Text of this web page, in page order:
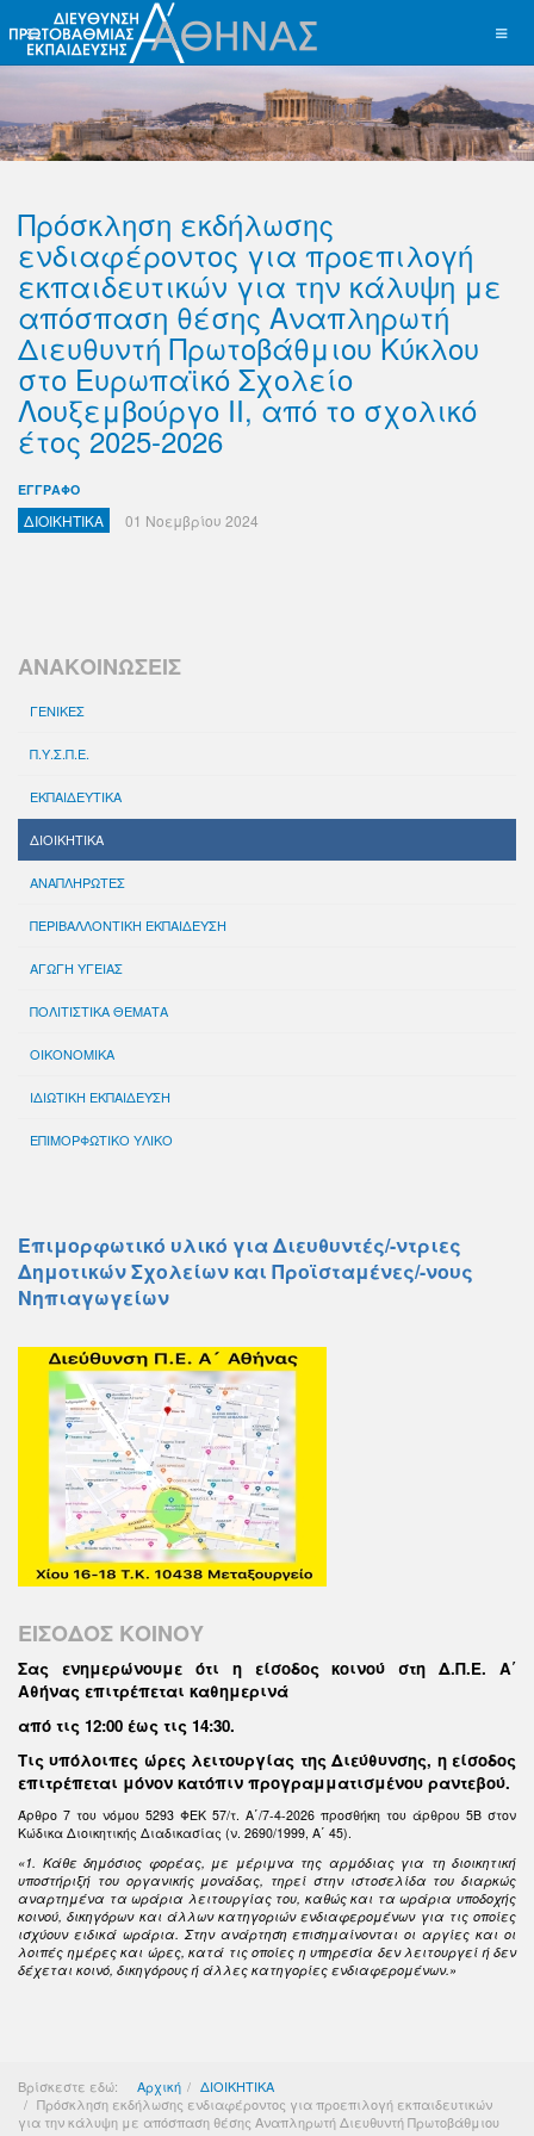
Πρόσκληση εκδήλωσης
ενδιαφέροντος για προεπιλογή
εκπαιδευτικών για την κάλυψη με
απόσπαση θέσης Αναπληρωτή
Διευθυντή Πρωτοβάθμιου Κύκλου
στο Ευρωπαϊκό Σχολείο
Λουξεμβούργο ΙΙ, από το σχολικό
έτος 2025-2026
ΕΓΓΡΑΦΟ
ΔΙΟΙΚΗΤΙΚΑ 01 Νοεμβρίου 2024
ΑΝΑΚΟΙΝΩΣΕΙΣ
ΓΕΝΙΚΕΣ
Π.Υ.Σ.Π.Ε.
ΕΚΠΑΙΔΕΥΤΙΚΑ
ΔΙΟΙΚΗΤΙΚΑ
ΑΝΑΠΛΗΡΩΤΕΣ
ΠΕΡΙΒΑΛΛΟΝΤΙΚΗ ΕΚΠΑΙΔΕΥΣΗ
ΑΓΩΓΗ ΥΓΕΙΑΣ
ΠΟΛΙΤΙΣΤΙΚΑ ΘΕΜΑΤΑ
ΟΙΚΟΝΟΜΙΚΑ
ΙΔΙΩΤΙΚΗ ΕΚΠΑΙΔΕΥΣΗ
ΕΠΙΜΟΡΦΩΤΙΚΟ ΥΛΙΚΟ
Επιμορφωτικό υλικό για Διευθυντές/-ντριες
Δημοτικών Σχολείων και Προϊσταμένες/-νους
Νηπιαγωγείων
ΕΙΣΟΔΟΣ ΚΟΙΝΟΥ
Σας ενημερώνουμε ότι η είσοδος κοινού στη Δ.Π.Ε. Α΄
Αθήνας επιτρέπεται καθημερινά
από τις 12:00 έως τις 14:30.
Τις υπόλοιπες ώρες λειτουργίας της Διεύθυνσης, η είσοδος
επιτρέπεται μόνον κατόπιν προγραμματισμένου ραντεβού.
Άρθρο 7 του νόμου 5293 ΦΕΚ 57/τ. Α΄/7-4-2026 προσθήκη του άρθρου 5Β στον
Κώδικα Διοικητικής Διαδικασίας (ν. 2690/1999, Α΄ 45).
«1. Κάθε δημόσιος φορέας, με μέριμνα της αρμόδιας για τη διοικητική
υποστήριξή του οργανικής μονάδας, τηρεί στην ιστοσελίδα του διαρκώς
αναρτημένα τα ωράρια λειτουργίας του, καθώς και τα ωράρια υποδοχής
κοινού, δικηγόρων και άλλων κατηγοριών ενδιαφερομένων για τις οποίες
ισχύουν ειδικά ωράρια. Στην ανάρτηση επισημαίνονται οι αργίες και οι
λοιπές ημέρες και ώρες, κατά τις οποίες η υπηρεσία δεν λειτουργεί ή δεν
δέχεται κοινό, δικηγόρους ή άλλες κατηγορίες ενδιαφερομένων.»
Βρίσκεστε εδώ: Αρχική
ΔΙΟΙΚΗΤΙΚΑ
Πρόσκληση εκδήλωσης ενδιαφέροντος για προεπιλογή εκπαιδευτικών
για την κάλυψη με απόσπαση θέσης Αναπληρωτή Διευθυντή Πρωτοβάθμιου